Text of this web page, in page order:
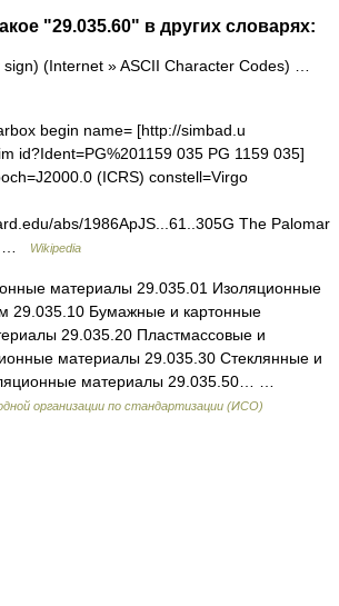
"29.035.60" в других словарях:
(Internet » ASCII Character Codes) …
begin name= [http://simbad.u
id?Ident=PG%201159 035 PG 1159 035]
(ICRS) constell=Virgo
abs/1986ApJS...61..305G The Palomar
…
Wikipedia
материалы 29.035.01 Изоляционные
29.035.10 Бумажные и картонные
29.035.20 Пластмассовые и
материалы 29.035.30 Стеклянные и
материалы 29.035.50… …
организации по стандартизации (ИСО)